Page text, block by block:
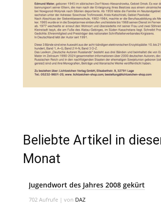
Beliebte Artikel in
Monat
Jugendwort des Jahres 2008 gekürt
702 Aufrufe | von DAZ